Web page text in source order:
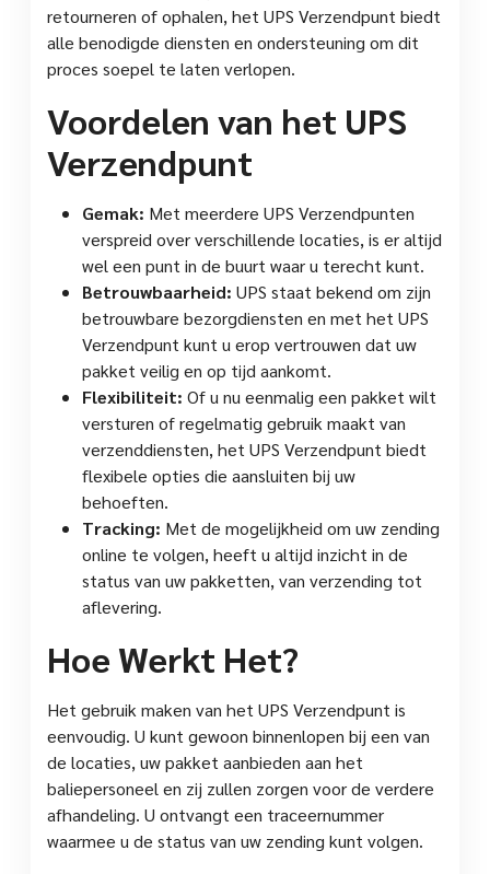
retourneren of ophalen, het UPS Verzendpunt biedt
alle benodigde diensten en ondersteuning om dit
proces soepel te laten verlopen.
Voordelen van het UPS
Verzendpunt
Gemak: Met meerdere UPS Verzendpunten
verspreid over verschillende locaties, is er altijd
wel een punt in de buurt waar u terecht kunt.
Betrouwbaarheid: UPS staat bekend om zijn
betrouwbare bezorgdiensten en met het UPS
Verzendpunt kunt u erop vertrouwen dat uw
pakket veilig en op tijd aankomt.
Flexibiliteit: Of u nu eenmalig een pakket wilt
versturen of regelmatig gebruik maakt van
verzenddiensten, het UPS Verzendpunt biedt
flexibele opties die aansluiten bij uw
behoeften.
Tracking: Met de mogelijkheid om uw zending
online te volgen, heeft u altijd inzicht in de
status van uw pakketten, van verzending tot
aflevering.
Hoe Werkt Het?
Het gebruik maken van het UPS Verzendpunt is
eenvoudig. U kunt gewoon binnenlopen bij een van
de locaties, uw pakket aanbieden aan het
baliepersoneel en zij zullen zorgen voor de verdere
afhandeling. U ontvangt een traceernummer
waarmee u de status van uw zending kunt volgen.